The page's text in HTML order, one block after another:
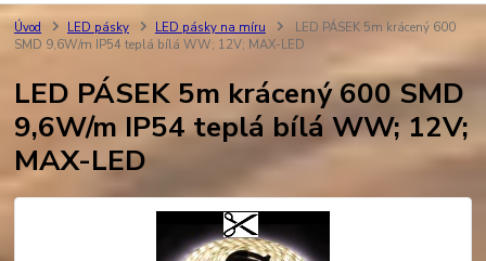
Úvod LED pásky LED pásky na míru
LED PÁSEK 5m krácený 600
SMD 9,6W/m IP54 teplá bílá WW; 12V; MAX-LED
LED PÁSEK 5m krácený 600 SMD
9,6W/m IP54 teplá bílá WW; 12V;
MAX-LED